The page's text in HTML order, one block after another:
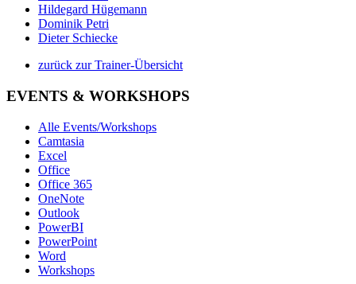
Hildegard Hügemann
Dominik Petri
Dieter Schiecke
zurück zur Trainer-Übersicht
EVENTS & WORKSHOPS
Alle Events/Workshops
Camtasia
Excel
Office
Office 365
OneNote
Outlook
PowerBI
PowerPoint
Word
Workshops